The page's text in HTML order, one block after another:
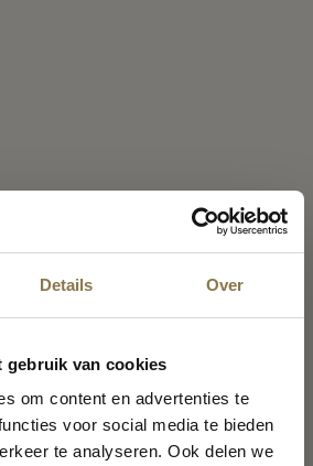
Details Over
gebruik van cookies
om content en advertenties te
voor social media te bieden
te analyseren. Ook delen we
23 augustuszijn wij gesloten in